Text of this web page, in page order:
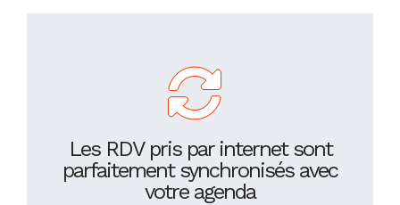
Les RDV pris par internet sont
parfaitement synchronisés avec
votre agenda